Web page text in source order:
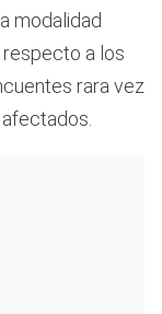
modalidad
a los
rara vez